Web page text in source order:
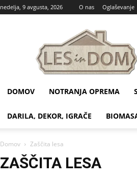
nedelja, 9 avgusta, 2026 O nas Oglaševanje
Les
in
dom
DOMOV NOTRANJA OPREMA
DARILA, DEKOR, IGRAČE
Domov Zaščita lesa
ZAŠČITA LESA